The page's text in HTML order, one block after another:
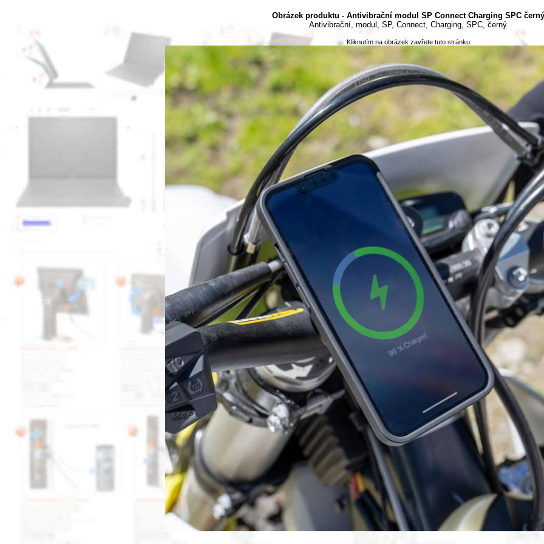
Obrázek produktu - Antivibrační modul SP Connect Charging SPC černý
Antivibrační, modul, SP, Connect, Charging, SPC, černý
Kliknutím na obrázek zavřete tuto stránku